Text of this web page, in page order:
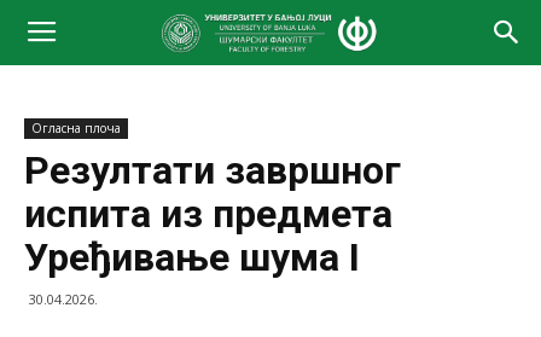
Огласна плоча
Резултати завршног
испита из предмета
Уређивање шума I
30.04.2026.